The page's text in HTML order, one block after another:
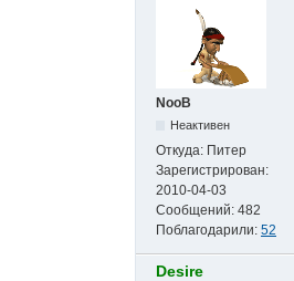
NooB
Неактивен
Откуда: Питер
Зарегистрирован:
2010-04-03
Сообщений: 482
Поблагодарили: 52
Desire